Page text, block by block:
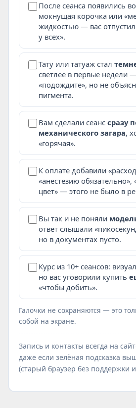
После сеанса появились
мокнущая корочка или
жидкостью — вас
у всех».
Тату или татуаж стал
светлее в первые недели
«подождите», но не
пигмента.
Вам сделали сеанс сразу
механического загара,
«горячая».
К оплате добавили
«анестезию обязательно»,
цвет» — этого не было в
Вы так и не поняли
ответ слышали
но в документах пусто.
Курс из 10+ сеансов:
но вас уговорили купить
«чтобы добить».
Галочки не сохраняются — это
собой на экране.
Запись и контакты всегда на
даже если зелёная подсказка
(старый браузер без поддержки